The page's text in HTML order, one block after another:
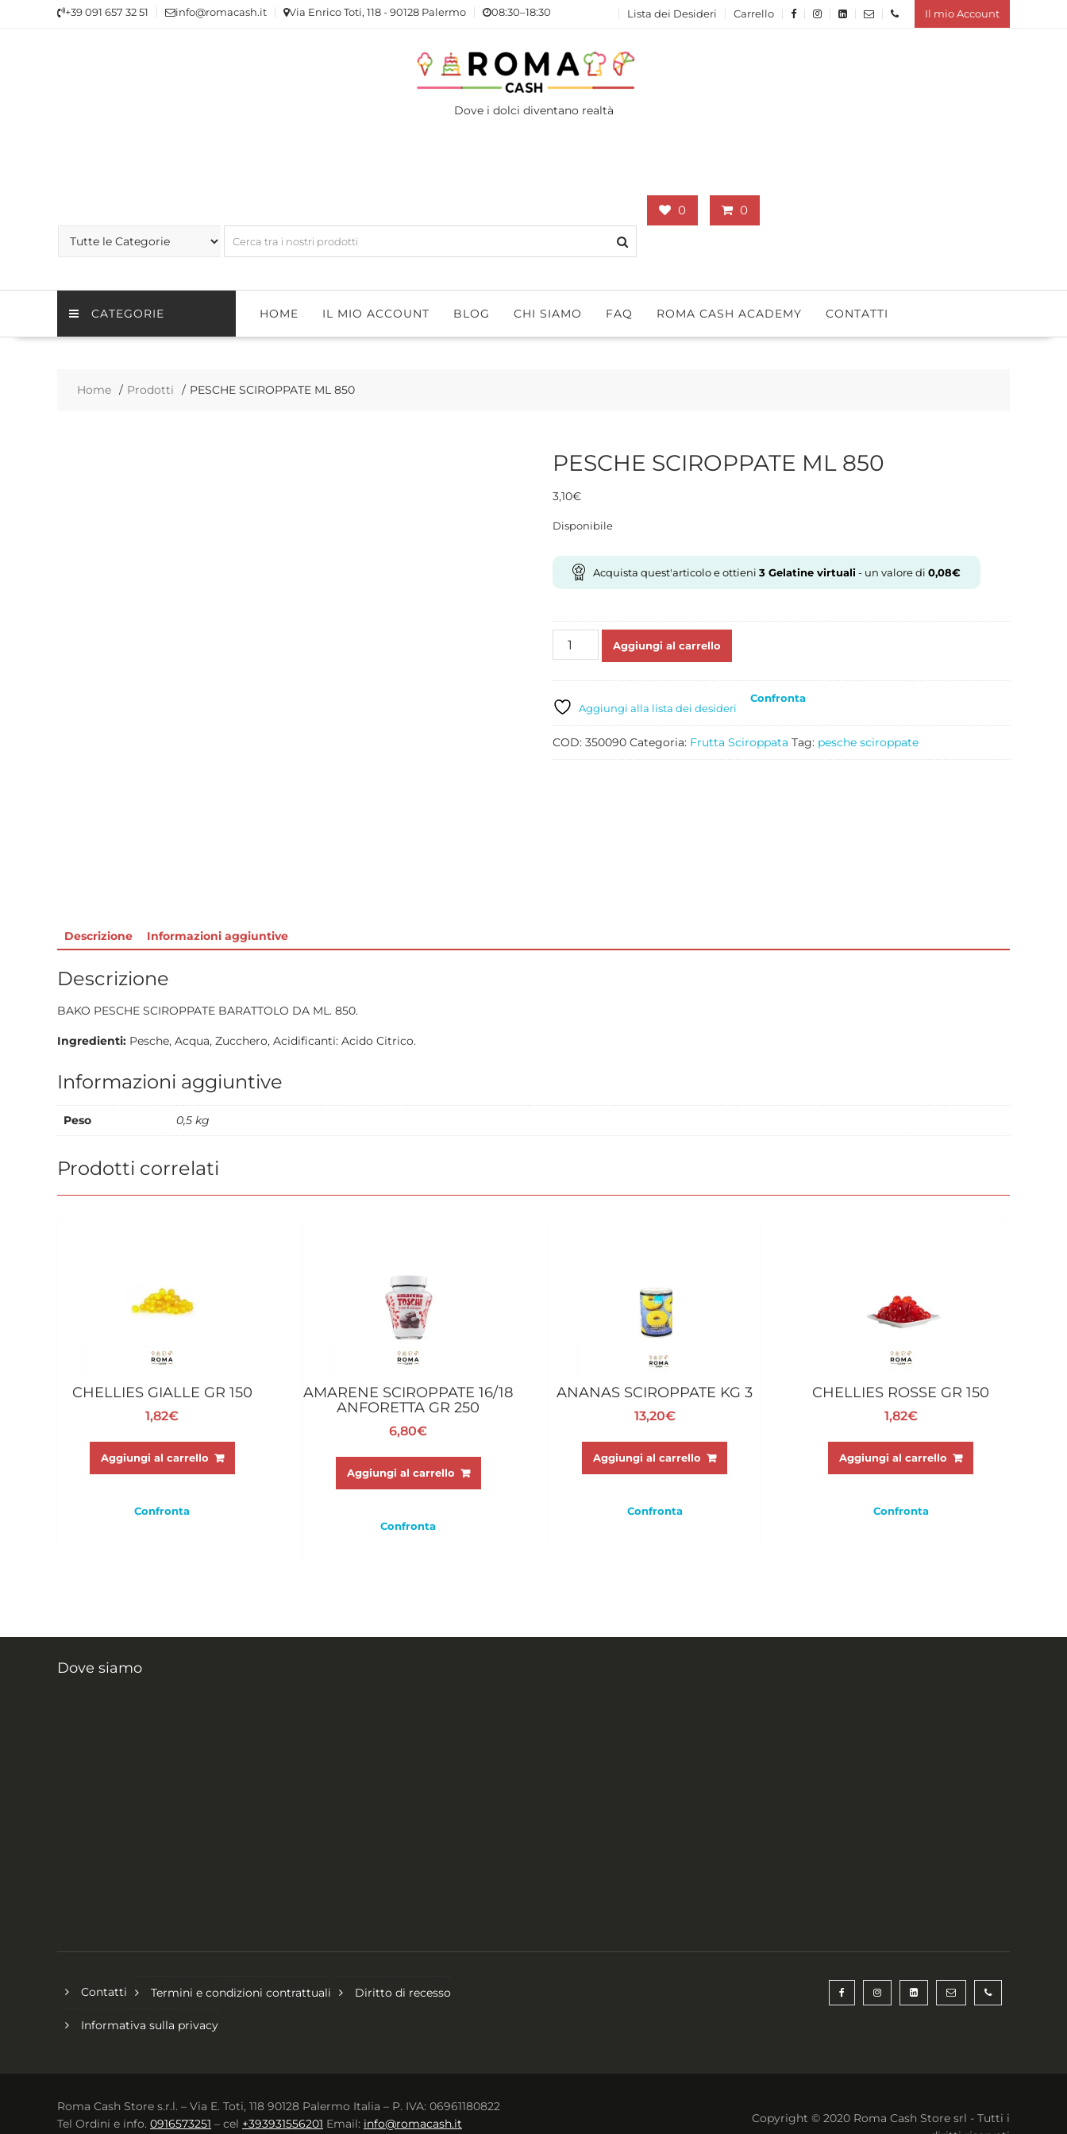
+39 091 657 32 51 info@romacash.it Via Enrico Toti, 118 - 90128 Palermo 08:30–18:30 Lista dei Desideri Carrello Il mio Account
Dove i dolci diventano realtà
0 0
CATEGORIE HOME IL MIO ACCOUNT BLOG CHI SIAMO FAQ ROMA CASH ACADEMY CONTATTI
Home Prodotti PESCHE SCIROPPATE ML 850
PESCHE SCIROPPATE ML 850
3,10€
Disponibile
Acquista quest'articolo e ottieni 3 Gelatine virtuali- un valore di 0,08€
PESCHE
SCIROPPATE
quantità
Aggiungi al carrello
Aggiungi alla lista dei desideri
Confronta
COD: 350090 Categoria: Frutta Sciroppata Tag: pesche sciroppate
Descrizione Informazioni aggiuntive
Descrizione
BAKO PESCHE SCIROPPATE BARATTOLO DA ML. 850.
Ingredienti: Pesche, Acqua, Zucchero, Acidificanti: Acido Citrico.
Informazioni aggiuntive
Peso 0,5 kg
Prodotti correlati
CHELLIES GIALLE GR 150
1,82€
Aggiungi al carrello
Confronta
AMARENE SCIROPPATE 16/18
ANFORETTA GR 250
6,80€
Aggiungi al carrello
Confronta
ANANAS SCIROPPATE KG 3
13,20€
Aggiungi al carrello
Confronta
CHELLIES ROSSE GR 150
1,82€
Aggiungi al carrello
Confronta
Dove siamo
Contatti Termini e condizioni contrattuali Diritto di recesso
Informativa sulla privacy
Roma Cash Store s.r.l. – Via E. Toti, 118 90128 Palermo Italia – P. IVA: 06961180822
Tel Ordini e info. 0916573251 – cel +393931556201 Email: info@romacash.it
Copyright © 2020 Roma Cash Store srl - Tutti i